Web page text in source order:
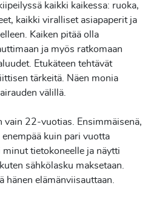
kaikki kaikessa: ruoka,
kaikki viralliset asiapaperit ja
Kaiken pitää olla
ja myös ratkomaan
Etukäteen tehtävät
tärkeitä. Näen monia
välillä.
vain 22-vuotias. Ensimmäisenä,
kuin pari vuotta
tietokoneelle ja näytti
sähkölasku maksetaan.
hänen elämänviisauttaan.